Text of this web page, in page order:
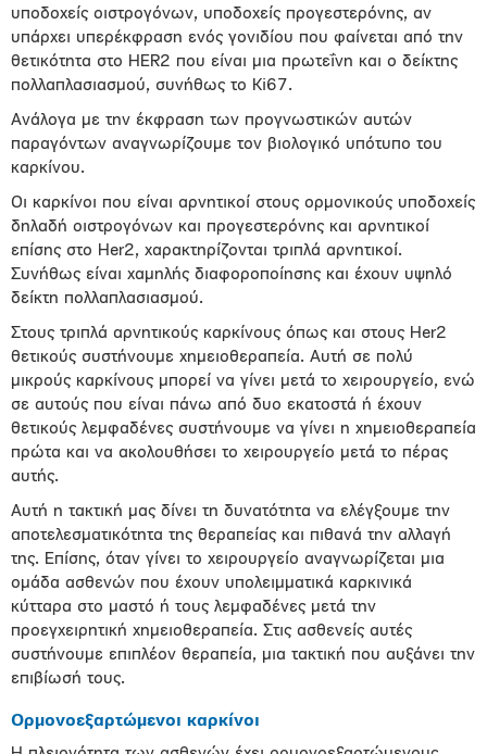
υποδοχείς οιστρογόνων, υποδοχείς προγεστερόνης, αν
υπάρχει υπερέκφραση ενός γονιδίου που φαίνεται από την
θετικότητα στο HER2 που είναι μια πρωτεΐνη και ο δείκτης
πολλαπλασιασμού, συνήθως το Ki67.
Ανάλογα με την έκφραση των προγνωστικών αυτών
παραγόντων αναγνωρίζουμε τον βιολογικό υπότυπο του
καρκίνου.
Οι καρκίνοι που είναι αρνητικοί στους ορμονικούς υποδοχείς
δηλαδή οιστρογόνων και προγεστερόνης και αρνητικοί
επίσης στο Her2, χαρακτηρίζονται τριπλά αρνητικοί.
Συνήθως είναι χαμηλής διαφοροποίησης και έχουν υψηλό
δείκτη πολλαπλασιασμού.
Στους τριπλά αρνητικούς καρκίνους όπως και στους Her2
θετικούς συστήνουμε χημειοθεραπεία. Αυτή σε πολύ
μικρούς καρκίνους μπορεί να γίνει μετά το χειρουργείο, ενώ
σε αυτούς που είναι πάνω από δυο εκατοστά ή έχουν
θετικούς λεμφαδένες συστήνουμε να γίνει η χημειοθεραπεία
πρώτα και να ακολουθήσει το χειρουργείο μετά το πέρας
αυτής.
Αυτή η τακτική μας δίνει τη δυνατότητα να ελέγξουμε την
αποτελεσματικότητα της θεραπείας και πιθανά την αλλαγή
της. Επίσης, όταν γίνει το χειρουργείο αναγνωρίζεται μια
ομάδα ασθενών που έχουν υπολειμματικά καρκινικά
κύτταρα στο μαστό ή τους λεμφαδένες μετά την
προεγχειρητική χημειοθεραπεία. Στις ασθενείς αυτές
συστήνουμε επιπλέον θεραπεία, μια τακτική που αυξάνει την
επιβίωσή τους.
Ορμονοεξαρτώμενοι καρκίνοι